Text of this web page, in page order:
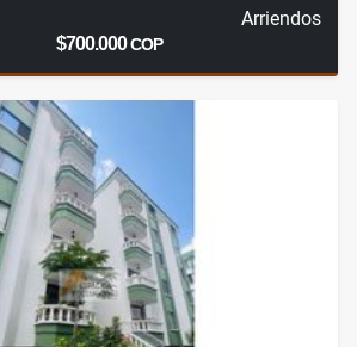
Arriendos
$700.000COP